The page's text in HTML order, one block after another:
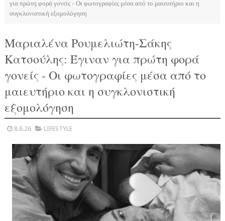
για πρώτη φορά γονείς - Οι φωτογραφίες μέσα από το μαιευτήριο και η
συγκλονιστική εξομολόγηση
Μαριαλένα Ρουμελιώτη-Σάκης
Κατσούλης: Έγιναν για πρώτη φορά
γονείς - Οι φωτογραφίες μέσα από το
μαιευτήριο και η συγκλονιστική
εξομολόγηση
8.6.26 LIFESTYLE